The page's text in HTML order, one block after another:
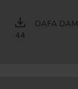
DAFA
44